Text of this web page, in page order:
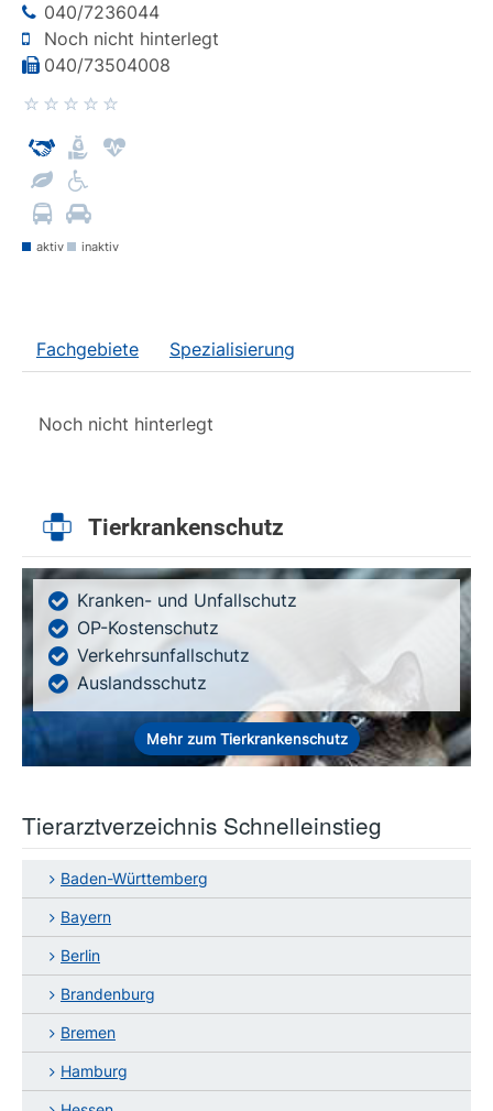
040/7236044
Noch nicht hinterlegt
040/73504008
aktiv inaktiv
Fachgebiete Spezialisierung
Noch nicht hinterlegt
Tierkrankenschutz
Kranken- und Unfallschutz
OP-Kostenschutz
Verkehrsunfallschutz
Auslandsschutz
Mehr zum Tierkrankenschutz
Tierarztverzeichnis Schnelleinstieg
Baden-Württemberg
Bayern
Berlin
Brandenburg
Bremen
Hamburg